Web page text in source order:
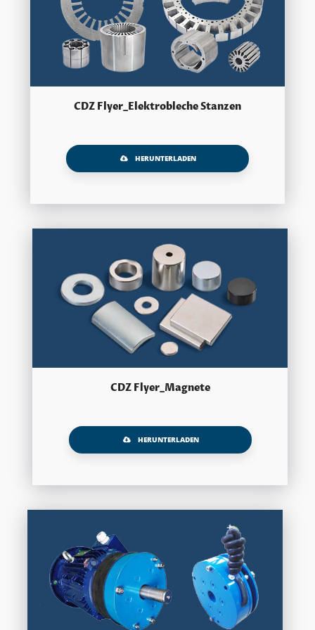
CDZ Flyer_Elektrobleche Stanzen
HERUNTERLADEN
CDZ Flyer_Magnete
HERUNTERLADEN